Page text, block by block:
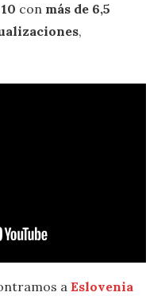
con más de 6,5
,
a Eslovenia